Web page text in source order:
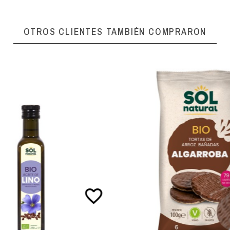
OTROS CLIENTES TAMBIÉN COMPRARON
favorite_border